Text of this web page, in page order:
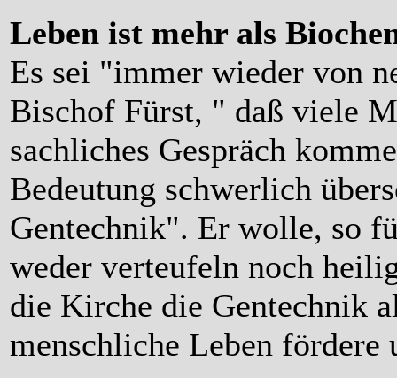
Leben ist mehr als
Es sei "immer wieder von
Bischof Fürst, " daß viele
sachliches Gespräch
Bedeutung schwerlich
Gentechnik". Er wolle, so
weder verteufeln noch
die Kirche die Gentechnik
menschliche Leben